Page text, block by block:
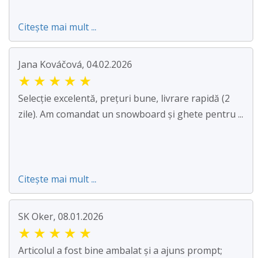
Citește mai mult ...
Jana Kováčová, 04.02.2026
★ ★ ★ ★ ★
Selecție excelentă, prețuri bune, livrare rapidă (2
zile). Am comandat un snowboard și ghete pentru ...
Citește mai mult ...
SK Oker, 08.01.2026
★ ★ ★ ★ ★
Articolul a fost bine ambalat și a ajuns prompt;